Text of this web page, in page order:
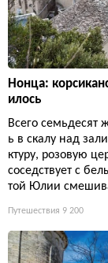
Нонца:
илось
Всего семьдесят
ь в скалу над
ктуру, розовую
соседствует с
той Юлии
Путешествия 9 200